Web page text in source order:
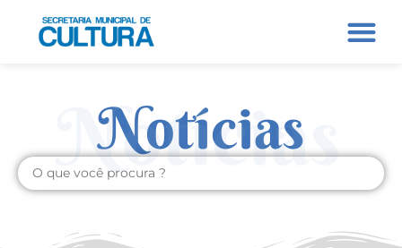
Notícias
Notícias